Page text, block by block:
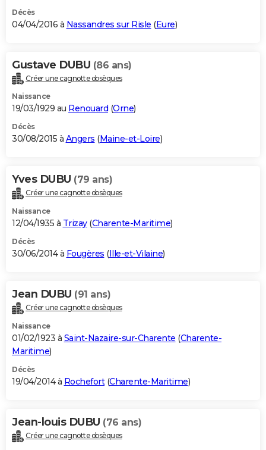
Décès
04/04/2016 à Nassandres sur Risle (Eure)
Gustave DUBU (86 ans)
Créer une cagnotte obsèques
Naissance
19/03/1929 au Renouard (Orne)
Décès
30/08/2015 à Angers (Maine-et-Loire)
Yves DUBU (79 ans)
Créer une cagnotte obsèques
Naissance
12/04/1935 à Trizay(Charente-Maritime)
Décès
30/06/2014 à Fougères (Ille-et-Vilaine)
Jean DUBU (91 ans)
Créer une cagnotte obsèques
Naissance
01/02/1923 à Saint-Nazaire-sur-Charente (Charente-
Maritime)
Décès
19/04/2014 à Rochefort(Charente-Maritime)
Jean-louis DUBU (76 ans)
Créer une cagnotte obsèques